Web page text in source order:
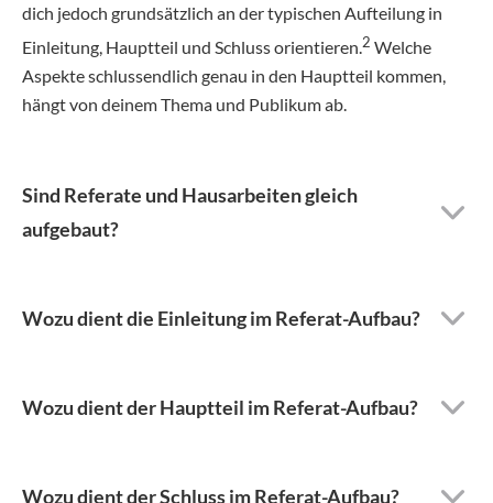
dich jedoch grundsätzlich an der typischen Aufteilung in
Einleitung, Hauptteil und Schluss orientieren.2 Welche
Aspekte schlussendlich genau in den Hauptteil kommen,
hängt von deinem Thema und Publikum ab.
Sind Referate und Hausarbeiten gleich
aufgebaut?
Wozu dient die Einleitung im Referat-Aufbau?
Wozu dient der Hauptteil im Referat-Aufbau?
Wozu dient der Schluss im Referat-Aufbau?